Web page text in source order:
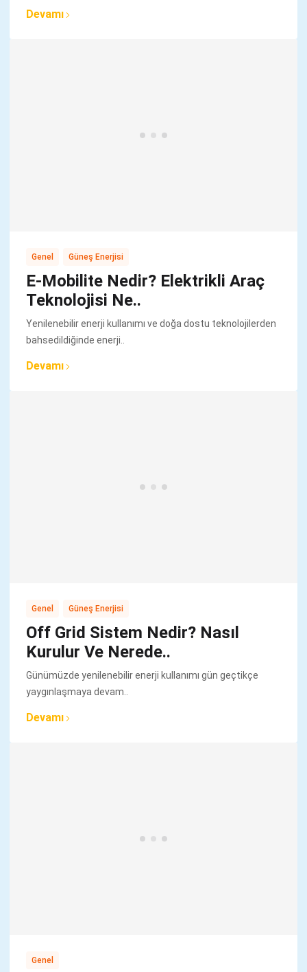
Devamı
Genel Güneş Enerjisi
E-Mobilite Nedir? Elektrikli Araç
Teknolojisi Ne..
Yenilenebilir enerji kullanımı ve doğa dostu teknolojilerden
bahsedildiğinde enerji..
Devamı
Genel Güneş Enerjisi
Off Grid Sistem Nedir? Nasıl
Kurulur Ve Nerede..
Günümüzde yenilenebilir enerji kullanımı gün geçtikçe
yaygınlaşmaya devam..
Devamı
Genel